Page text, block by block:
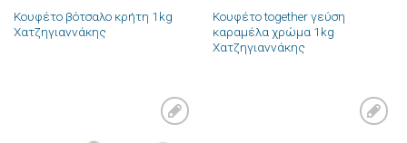
Κουφέτο βότσαλο κρήτη 1kg
Χατζηγιαννάκης
Κουφέτο together γεύση
καραμέλα χρώμα 1kg
Χατζηγιαννάκης